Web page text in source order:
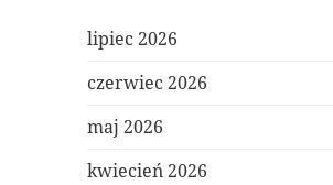
lipiec 2026
czerwiec 2026
maj 2026
kwiecień 2026